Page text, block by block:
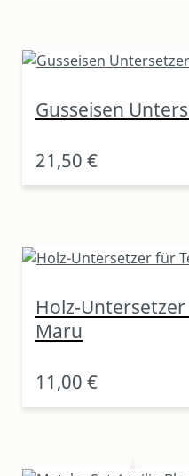
Gusseisen
21,50 €
Holz-
Maru
11,00 €